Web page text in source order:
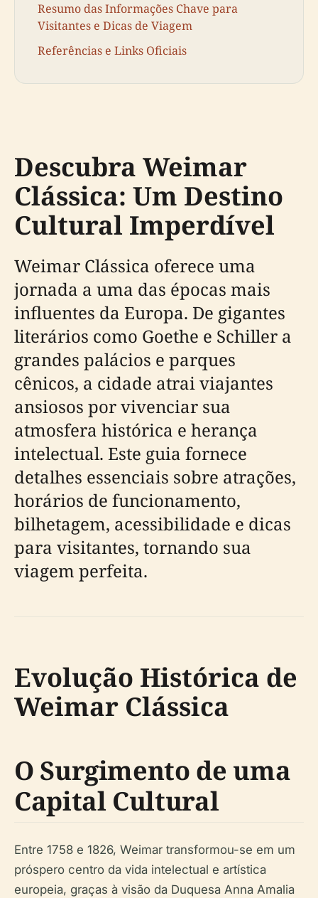
Resumo das Informações Chave para
Visitantes e Dicas de Viagem
Referências e Links Oficiais
Descubra Weimar
Clássica: Um Destino
Cultural Imperdível
Weimar Clássica oferece uma
jornada a uma das épocas mais
influentes da Europa. De gigantes
literários como Goethe e Schiller a
grandes palácios e parques
cênicos, a cidade atrai viajantes
ansiosos por vivenciar sua
atmosfera histórica e herança
intelectual. Este guia fornece
detalhes essenciais sobre atrações,
horários de funcionamento,
bilhetagem, acessibilidade e dicas
para visitantes, tornando sua
viagem perfeita.
Evolução Histórica de
Weimar Clássica
O Surgimento de uma
Capital Cultural
Entre 1758 e 1826, Weimar transformou-se em um
próspero centro da vida intelectual e artística
europeia, graças à visão da Duquesa Anna Amalia